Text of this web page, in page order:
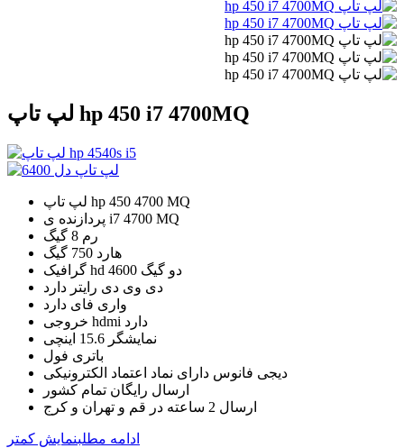
لپ تاپ hp 450 i7 4700MQ
لپ تاپ hp 450 4700 MQ
پردازنده ی i7 4700 MQ
رم 8 گیگ
هارد 750 گیگ
گرافیک hd 4600 دو گیگ
دی وی دی رایتر دارد
واری فای دارد
خروجی hdmi دارد
نمایشگر 15.6 اینچی
باتری فول
دیجی فانوس دارای نماد اعتماد الکترونیکی
ارسال رایگان تمام کشور
ارسال 2 ساعته در قم و تهران و کرج
ادامه مطلبنمایش کمتر